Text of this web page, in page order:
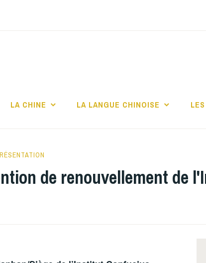
LA CHINE LA LANGUE CHINOISE
de renouvellement de